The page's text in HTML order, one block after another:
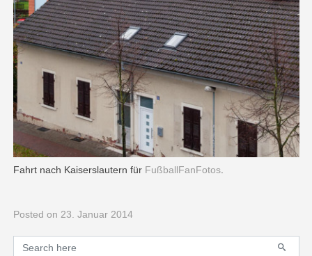
Fahrt nach Kaiserslautern für FußballFanFotos.
Posted on 23. Januar 2014
Primary
Search for: